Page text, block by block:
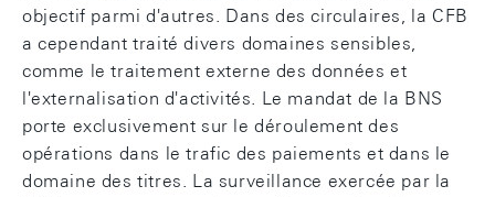
objectif parmi d'autres. Dans des circulaires, la CFB
a cependant traité divers domaines sensibles,
comme le traitement externe des données et
l'externalisation d'activités. Le mandat de la BNS
porte exclusivement sur le déroulement des
opérations dans le trafic des paiements et dans le
domaine des titres. La surveillance exercée par la